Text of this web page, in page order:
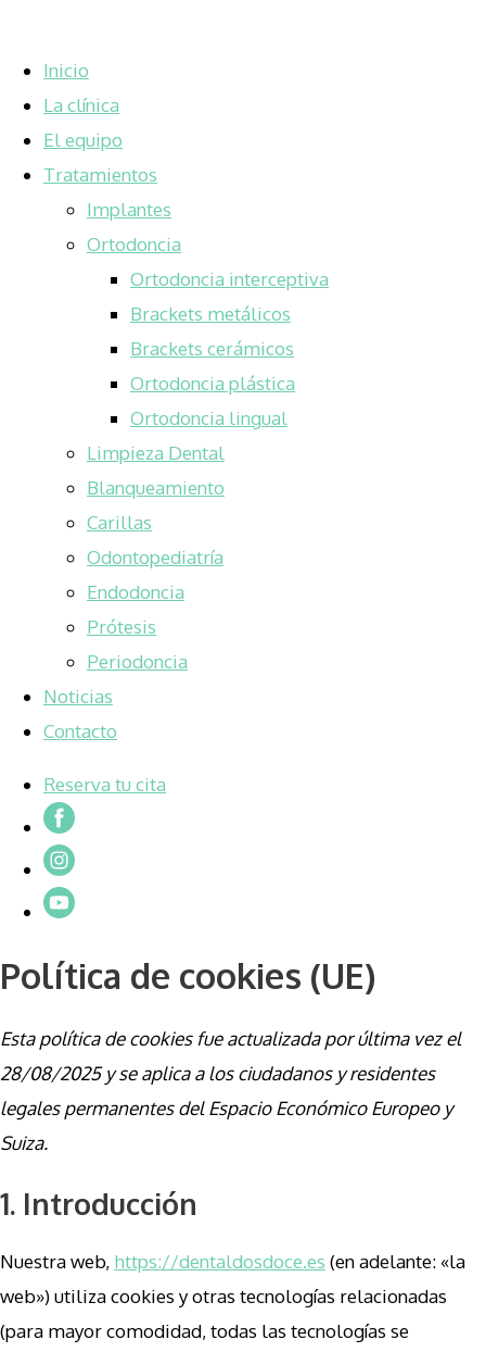
Inicio
La clínica
El equipo
Tratamientos
Implantes
Ortodoncia
Ortodoncia interceptiva
Brackets metálicos
Brackets cerámicos
Ortodoncia plástica
Ortodoncia lingual
Limpieza Dental
Blanqueamiento
Carillas
Odontopediatría
Endodoncia
Prótesis
Periodoncia
Noticias
Contacto
Reserva tu cita
Política de cookies (UE)
Esta política de cookies fue actualizada por última vez el
28/08/2025 y se aplica a los ciudadanos y residentes
legales permanentes del Espacio Económico Europeo y
Suiza.
1. Introducción
Nuestra web, https://dentaldosdoce.es (en adelante: «la
web») utiliza cookies y otras tecnologías relacionadas
(para mayor comodidad, todas las tecnologías se